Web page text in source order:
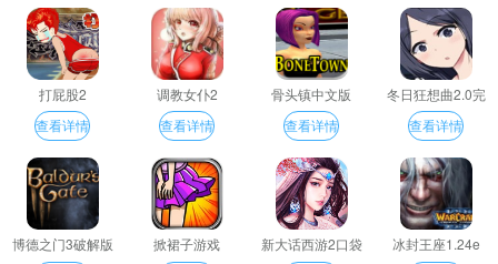
打屁股2
查看详情
调教女仆2
查看详情
骨头镇中文版
查看详情
冬日狂想曲2.0完
整汉化版
查看详情
博德之门3破解版
掀裙子游戏
新大话西游2口袋
冰封王座1.24e